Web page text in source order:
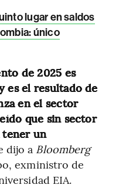
lugar en saldos
único
de 2025 es
es el resultado de
en el sector
que sin sector
tener un
dijo a Bloomberg
exministro de
EIA.